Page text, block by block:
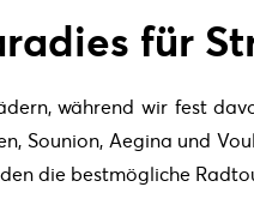
für
während wir fest
Sounion, Aegina und
die bestmögliche